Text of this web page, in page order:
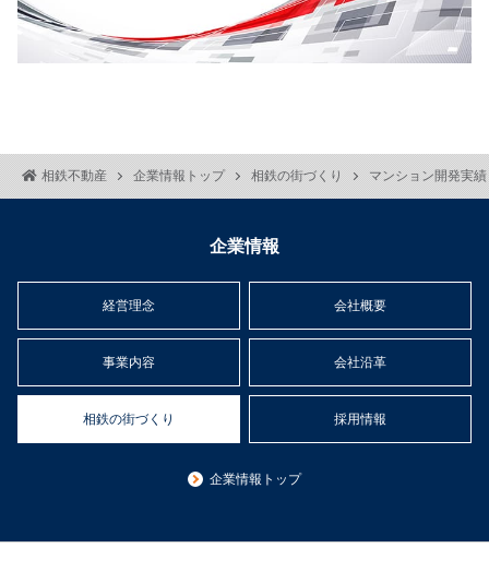
相鉄不動産 企業情報トップ 相鉄の街づくり マンション開発実績
企業情報
企業情報トップ
経営理念 会社概要
事業内容 会社沿革
相鉄の街づくり 採用情報